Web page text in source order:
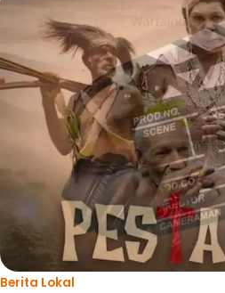
Berita Lokal